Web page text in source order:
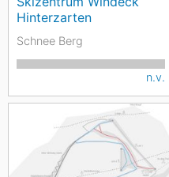
Hinterzarten
Schnee Berg
n.v.